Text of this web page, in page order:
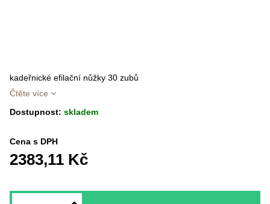
kadeřnické efilační nůžky 30 zubů
Čtěte více
Dostupnost: skladem
Cena s DPH
2383,11 Kč